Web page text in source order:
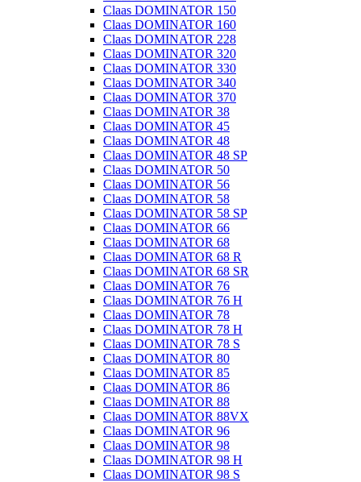
Claas DOMINATOR 150
Claas DOMINATOR 160
Claas DOMINATOR 228
Claas DOMINATOR 320
Claas DOMINATOR 330
Claas DOMINATOR 340
Claas DOMINATOR 370
Claas DOMINATOR 38
Claas DOMINATOR 45
Claas DOMINATOR 48
Claas DOMINATOR 48 SP
Claas DOMINATOR 50
Claas DOMINATOR 56
Claas DOMINATOR 58
Claas DOMINATOR 58 SP
Claas DOMINATOR 66
Claas DOMINATOR 68
Claas DOMINATOR 68 R
Claas DOMINATOR 68 SR
Claas DOMINATOR 76
Claas DOMINATOR 76 H
Claas DOMINATOR 78
Claas DOMINATOR 78 H
Claas DOMINATOR 78 S
Claas DOMINATOR 80
Claas DOMINATOR 85
Claas DOMINATOR 86
Claas DOMINATOR 88
Claas DOMINATOR 88VX
Claas DOMINATOR 96
Claas DOMINATOR 98
Claas DOMINATOR 98 H
Claas DOMINATOR 98 S